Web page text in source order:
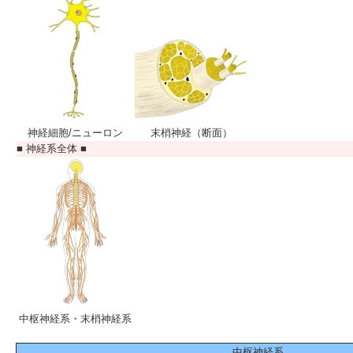
神経細胞/ニューロン
末梢神経（断面）
■ 神経系全体 ■
中枢神経系・末梢神経系